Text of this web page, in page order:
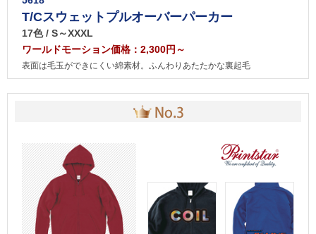
T/Cスウェットプルオーバーパーカー
17色 / S～XXXL
ワールドモーション価格：2,300円～
表面は毛玉ができにくい綿素材。ふんわりあたたかな裏起毛